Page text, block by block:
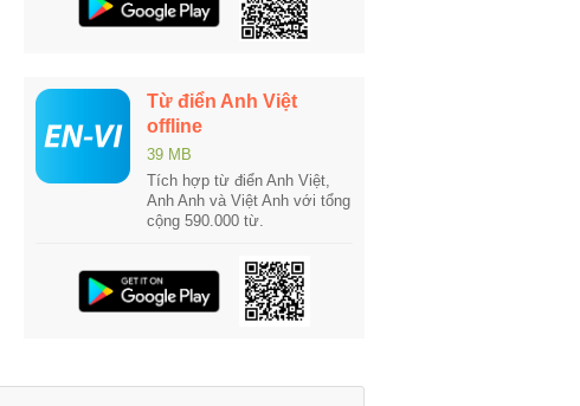
Từ điển Anh Việt
offline
39 MB
Tích hợp từ điển Anh Việt,
Anh Anh và Việt Anh với tổng
cộng 590.000 từ.